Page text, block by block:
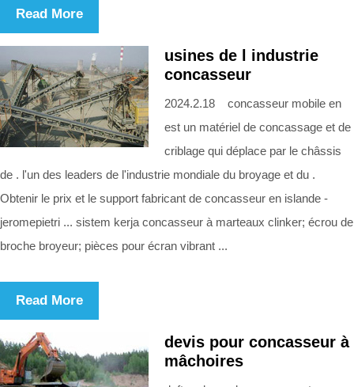
Read More
usines de l industrie
concasseur
2024.2.18 concasseur mobile en
est un matériel de concassage et de
criblage qui déplace par le châssis
de . l'un des leaders de l'industrie mondiale du broyage et du .
Obtenir le prix et le support fabricant de concasseur en islande -
jeromepietri ... sistem kerja concasseur à marteaux clinker; écrou de
broche broyeur; pièces pour écran vibrant ...
Read More
devis pour concasseur à
mâchoires